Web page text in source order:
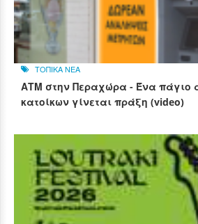
ΤΟΠΙΚΑ ΝΕΑ
ΑΤΜ στην Περαχώρα - Ένα πάγιο
κατοίκων γίνεται πράξη (video)